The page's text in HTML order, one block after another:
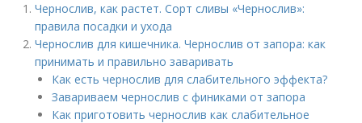
Чернослив, как растет. Сорт сливы «Чернослив»:
правила посадки и ухода
Чернослив для кишечника. Чернослив от запора: как
принимать и правильно заваривать
Как есть чернослив для слабительного эффекта?
Завариваем чернослив с финиками от запора
Как приготовить чернослив как слабительное